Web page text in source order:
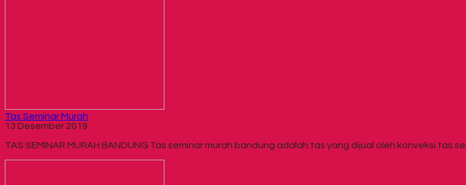
Tas Seminar Murah
13 Desember 2019
TAS SEMINAR MURAH BANDUNG Tas seminar murah bandung adalah tas yang dijual oleh konveksi tas